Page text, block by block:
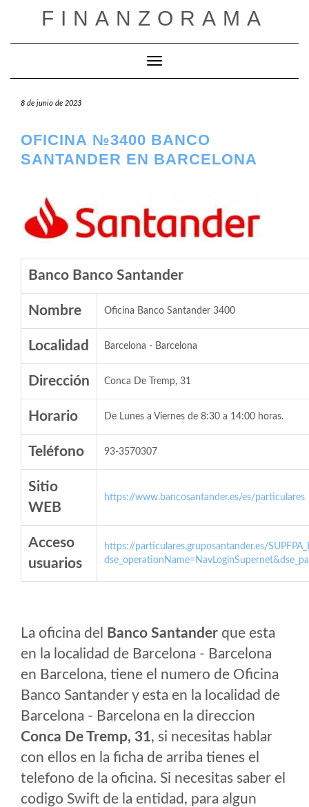
FINANZORAMA
Cambiar modo de navegación
8 de junio de 2023
OFICINA №3400 BANCO
SANTANDER EN BARCELONA
Banco Banco Santander
Nombre Oficina Banco Santander 3400
Localidad Barcelona - Barcelona
Dirección Conca De Tremp, 31
Horario De Lunes a Viernes de 8:30 a 14:00 horas.
Teléfono 93-3570307
Sitio
WEB
https://www.bancosantander.es/es/particulares
Acceso
usuarios
https://particulares.gruposantander.es/
La oficina del Banco Santander que esta
en la localidad de Barcelona - Barcelona
en Barcelona, tiene el numero de Oficina
Banco Santander y esta en la localidad de
Barcelona - Barcelona en la direccion
Conca De Tremp, 31, si necesitas hablar
con ellos en la ficha de arriba tienes el
telefono de la oficina. Si necesitas saber el
codigo Swift de la entidad, para algun